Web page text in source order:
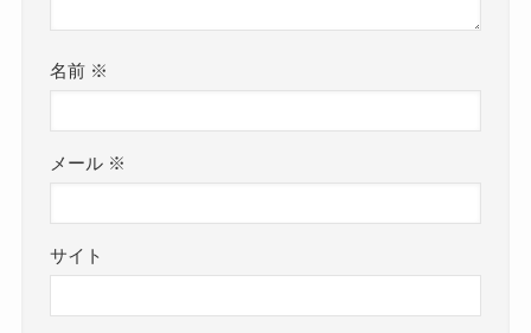
名前 ※
メール ※
サイト